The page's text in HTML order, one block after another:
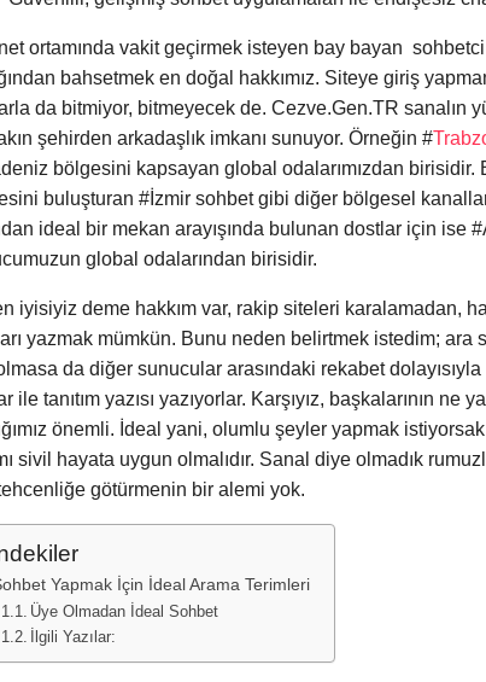
ortamında vakit geçirmek isteyen bay bayan
bahsetmek en doğal hakkımız. Siteye giriş
da bitmiyor, bitmeyecek de. Cezve.Gen.TR sanalın
şehirden arkadaşlık imkanı sunuyor. Örneğin #
bölgesini kapsayan global odalarımızdan birisidir.
buluşturan #İzmir sohbet gibi diğer bölgesel
ideal bir mekan arayışında bulunan dostlar için ise
global odalarından birisidir.
iyisiyiz deme hakkım var, rakip siteleri karalamadan,
yazmak mümkün. Bunu neden belirtmek istedim; ara
da diğer sunucular arasındaki rekabet
ile tanıtım yazısı yazıyorlar. Karşıyız, başkalarının ne
önemli. İdeal yani, olumlu şeyler yapmak
sivil hayata uygun olmalıdır. Sanal diye olmadık
götürmenin bir alemi yok.
Yapmak İçin İdeal Arama Terimleri
Üye Olmadan İdeal Sohbet
İlgili Yazılar: